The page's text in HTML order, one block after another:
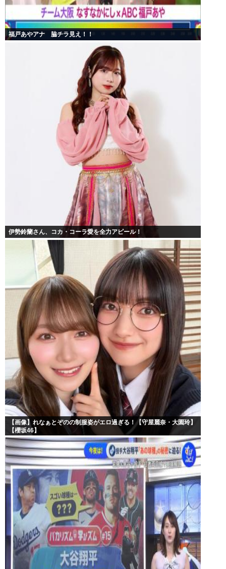
福戸あやアナ 脇チラ見え！！
伊勢鈴蘭さん、コカ・コーラ愛を全力アピール！
【画像】れなぁとぞのの制服姿がエロ過ぎる！【守屋麗奈・大園玲】
【櫻坂46】